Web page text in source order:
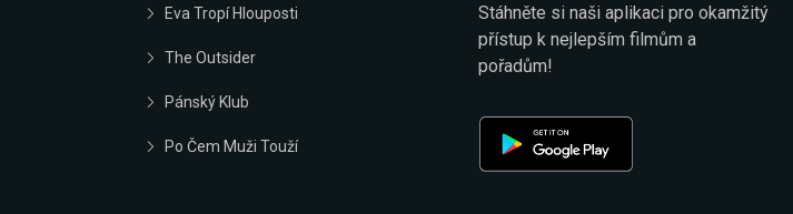
Eva Tropí Hlouposti
The Outsider
Pánský Klub
Po Čem Muži Touží
Stáhněte si naši aplikaci pro okamžitý
přístup k nejlepším filmům a
pořadům!